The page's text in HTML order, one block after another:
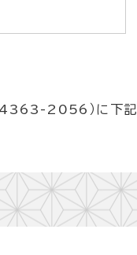
4363-2056）に下記